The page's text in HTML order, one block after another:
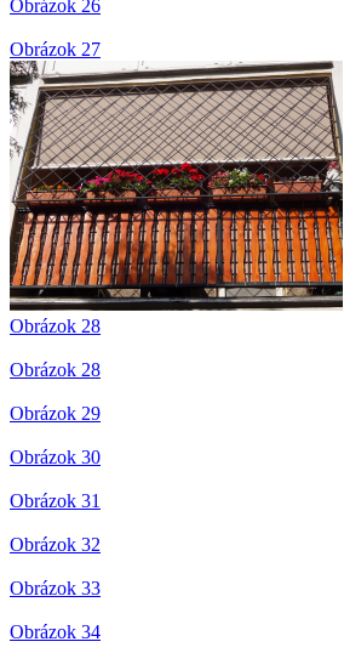
Obrázok 26
Obrázok 27
Obrázok 28
Obrázok 28
Obrázok 29
Obrázok 30
Obrázok 31
Obrázok 32
Obrázok 33
Obrázok 34